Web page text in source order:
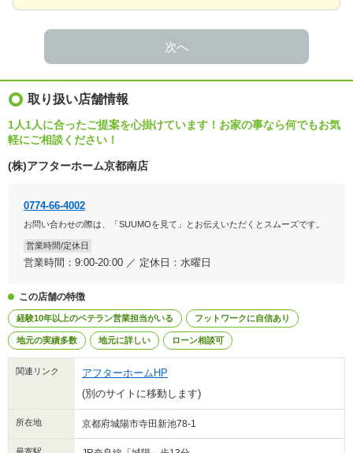
次へ
取り扱い店舗情報
1人1人に合ったご提案を心掛けています！お家の事なら何でもお気
軽にご相談ください！
(株)アフターホーム京都南店
0774-66-4002
お問い合わせの際は、「SUUMOを見て」とお伝えいただくとスムーズです。
営業時間/定休日
営業時間：9:00-20:00 ／ 定休日：水曜日
この店舗の特徴
経験10年以上のベテラン営業担当がいる フットワークに自信あり
地元の実績多数 地元に詳しい ローン相談可
関連リンク
アフターホームHP
(別のサイトに移動します)
所在地 京都府城陽市寺田新池78-1